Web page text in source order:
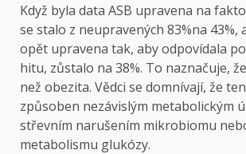
Když byla data ASB upravena na
se stalo z neupravených 83%na 43%,
opět upravena tak, aby odpovídala
hitu, zůstalo na 38%. To naznačuje,
než obezita. Vědci se domnívají, že
způsoben nezávislým metabolickým
střevním narušením mikrobiomu
metabolismu glukózy.